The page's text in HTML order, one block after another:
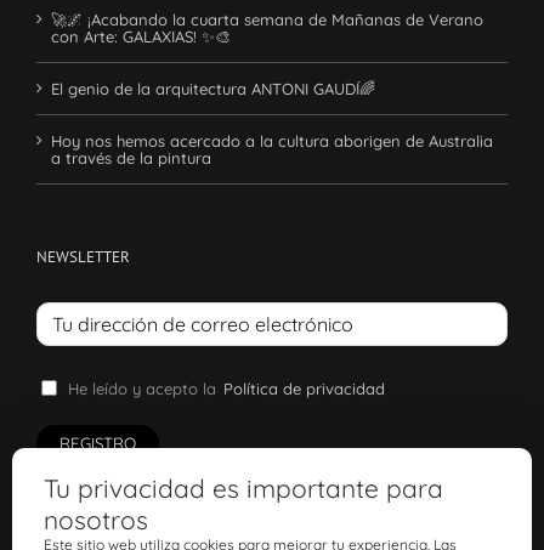
🚀🌌 ¡Acabando la cuarta semana de Mañanas de Verano
con Arte: GALAXIAS! ✨🎨
El genio de la arquitectura ANTONI GAUDÍ🌈
Hoy nos hemos acercado a la cultura aborigen de Australia
a través de la pintura
NEWSLETTER
He leído y acepto la Política de privacidad
Tu privacidad es importante para
nosotros
Este sitio web utiliza cookies para mejorar tu experiencia. Las